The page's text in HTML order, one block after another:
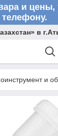
и цены,
телефону.
в
и